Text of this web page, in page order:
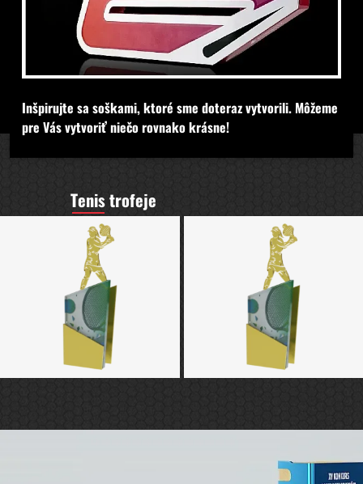
Inšpirujte sa soškami, ktoré sme doteraz vytvorili. Môžeme
pre Vás vytvoriť niečo rovnako krásne!
Tenis trofeje